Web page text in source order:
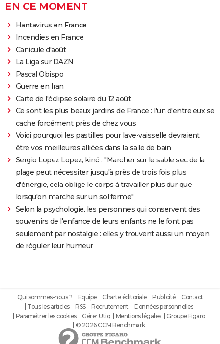
EN CE MOMENT
Hantavirus en France
Incendies en France
Canicule d'août
La Liga sur DAZN
Pascal Obispo
Guerre en Iran
Carte de l'éclipse solaire du 12 août
Ce sont les plus beaux jardins de France : l'un d'entre eux se
cache forcément près de chez vous
Voici pourquoi les pastilles pour lave-vaisselle devraient
être vos meilleures alliées dans la salle de bain
Sergio Lopez Lopez, kiné : "Marcher sur le sable sec de la
plage peut nécessiter jusqu'à près de trois fois plus
d'énergie, cela oblige le corps à travailler plus dur que
lorsqu'on marche sur un sol ferme"
Selon la psychologie, les personnes qui conservent des
souvenirs de l'enfance de leurs enfants ne le font pas
seulement par nostalgie : elles y trouvent aussi un moyen
de réguler leur humeur
Qui sommes-nous ? Equipe Charte éditoriale Publicité
Contact
Tous les articles
RSS Recrutement
Données personnelles
Paramétrer les cookies
Gérer Utiq Mentions légales
Groupe Figaro
© 2026 CCM Benchmark